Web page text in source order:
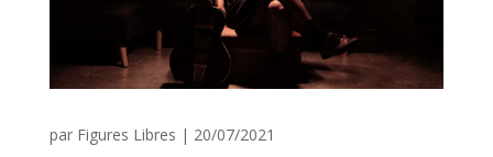
par Figures Libres | 20/07/2021